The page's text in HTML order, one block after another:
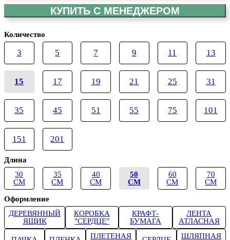
КУПИТЬ С МЕНЕДЖЕРОМ
Количество
3 5 7 9 11 13
15 17 19 21 25 31
35 45 51 55 75 101
151 201
Длина
30
СМ
35
СМ
40
СМ
50
СМ
60
СМ
70
СМ
Оформление
ДЕРЕВЯННЫЙ
ЯЩИК
КОРОБКА
"СЕРДЦЕ"
КРАФТ-
БУМАГА
ЛЕНТА
АТЛАСНАЯ
ПЛЕТЕНАЯ
ШЛЯПНАЯ